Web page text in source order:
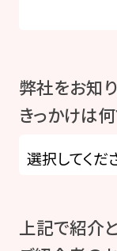
弊社をお知
きっかけは
上記で紹介